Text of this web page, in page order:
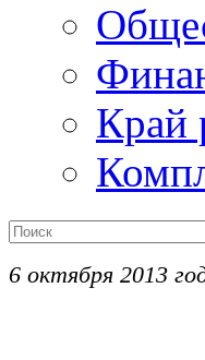
Край
6 октября 2013